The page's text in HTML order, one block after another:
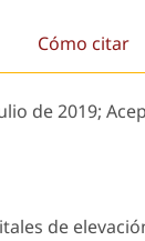
Cómo citar
de 2019;
de